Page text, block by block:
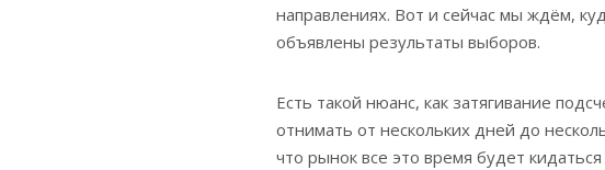
направлениях. Вот и сейчас мы ждём,
объявлены результаты выборов.
Есть такой нюанс, как затягивание
отнимать от нескольких дней до
что рынок все это время будет